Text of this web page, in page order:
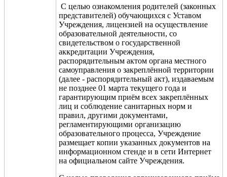
С целью ознакомления родителей (законных
представителей) обучающихся с Уставом
Учреждения, лицензией на осуществление
образовательной деятельности, со
свидетельством о государственной
аккредитации Учреждения,
распорядительным актом органа местного
самоуправления о закреплённой территории
(далее - распорядительный акт), издаваемым
не позднее 01 марта текущего года и
гарантирующим приём всех закреплённых
лиц и соблюдение санитарных норм и
правил, другими документами,
регламентирующими организацию
образовательного процесса, Учреждение
размещает копии указанных документов на
информационном стенде и в сети Интернет
на официальном сайте Учреждения.